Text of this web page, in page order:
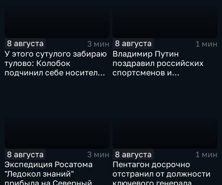
8 августа
3 мин
У этого сутулого забираю
тулово: Колобок
подчинил себе носителя в
8 августа
1 мин
Владимир Путин
поздравил российских
спортсменов и
8 августа
3 мин
Экспедиция Росатома
"Ледокол знаний"
8 августа
1 мин
Пентагон досрочно
отстранил от должности